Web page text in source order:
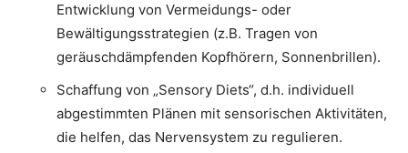
Entwicklung von Vermeidungs- oder
Bewältigungsstrategien (z.B. Tragen von
geräuschdämpfenden Kopfhörern, Sonnenbrillen).
Schaffung von „Sensory Diets“, d.h. individuell
abgestimmten Plänen mit sensorischen Aktivitäten,
die helfen, das Nervensystem zu regulieren.